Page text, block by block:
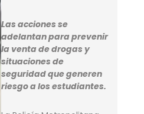
Las acciones se
adelantan para prevenir
la venta de drogas y
situaciones de
seguridad que generen
riesgo a los estudiantes.